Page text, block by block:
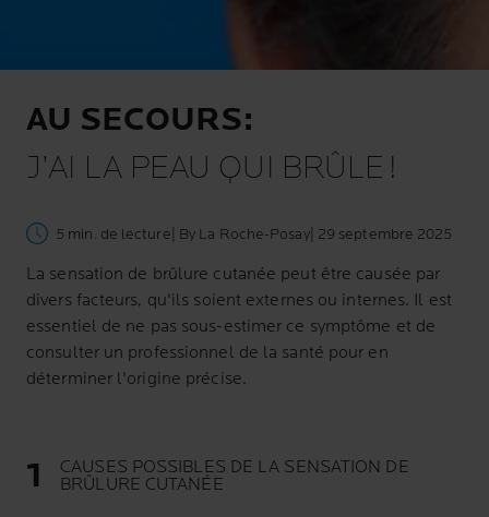
AU SECOURS:
J’AI LA PEAU QUI BRÛLE !
5 min. de lecture | By La Roche-Posay| 29 septembre 2025
La sensation de brûlure cutanée peut être causée par
divers facteurs, qu'ils soient externes ou internes. Il est
essentiel de ne pas sous-estimer ce symptôme et de
consulter un professionnel de la santé pour en
déterminer l'origine précise.
CAUSES POSSIBLES DE LA SENSATION DE
BRÛLURE CUTANÉE